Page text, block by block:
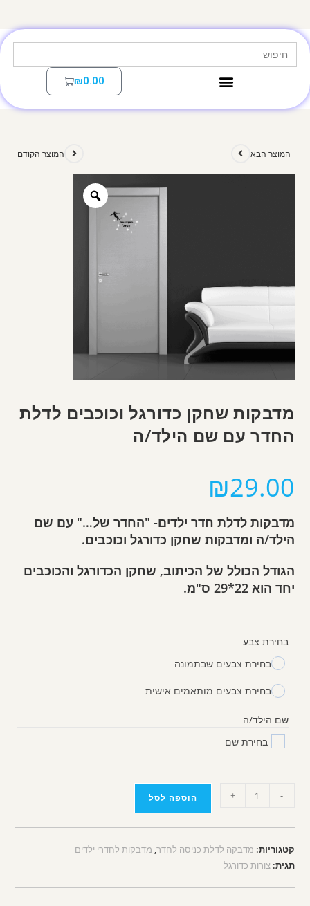
Search
for:
₪0.00
המוצר הקודם המוצר הבא
מדבקות שחקן כדורגל וכוכבים לדלת
החדר עם שם הילד/ה
₪29.00
מדבקות לדלת חדר ילדים- "החדר של…" עם שם
הילד/ה ומדבקות שחקן כדורגל וכוכבים.
הגודל הכולל של הכיתוב, שחקן הכדורגל והכוכבים
יחד הוא 22*29 ס"מ.
בחירת צבע
בחירת צבעים שבתמונה
בחירת צבעים מותאמים אישית
שם הילד/ה
בחירת שם
-
+ הוספה לסל
קטגוריות: מדבקה לדלת כניסה לחדר, מדבקות לחדרי ילדים
תגית:צורות כדורגל